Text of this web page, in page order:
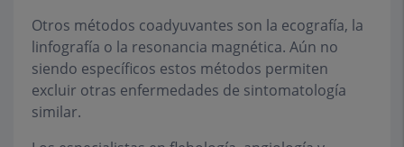
Otros métodos coadyuvantes son la ecografía, la
linfografía o la resonancia magnética. Aún no
siendo específicos estos métodos permiten
excluir otras enfermedades de sintomatología
similar.